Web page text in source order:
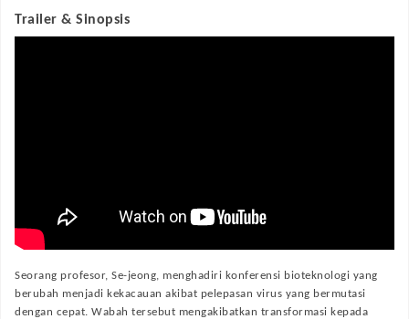
Trailer & Sinopsis
Seorang profesor, Se-jeong, menghadiri konferensi bioteknologi yang
berubah menjadi kekacauan akibat pelepasan virus yang bermutasi
dengan cepat. Wabah tersebut mengakibatkan transformasi kepada